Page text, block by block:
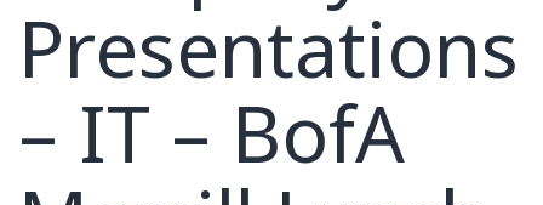
Presentations
– IT – BofA